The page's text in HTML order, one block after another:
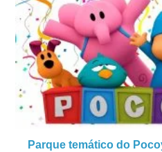
Parque temático do